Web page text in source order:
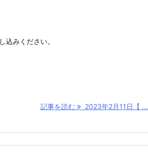
込みください。
記事を読む 2023年2月11日【 ...